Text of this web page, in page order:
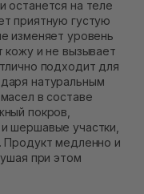
останется на теле
приятную густую
изменяет уровень
кожу и не вызывает
подходит для
натуральным
в составе
покров,
шершавые участки,
Продукт медленно и
при этом